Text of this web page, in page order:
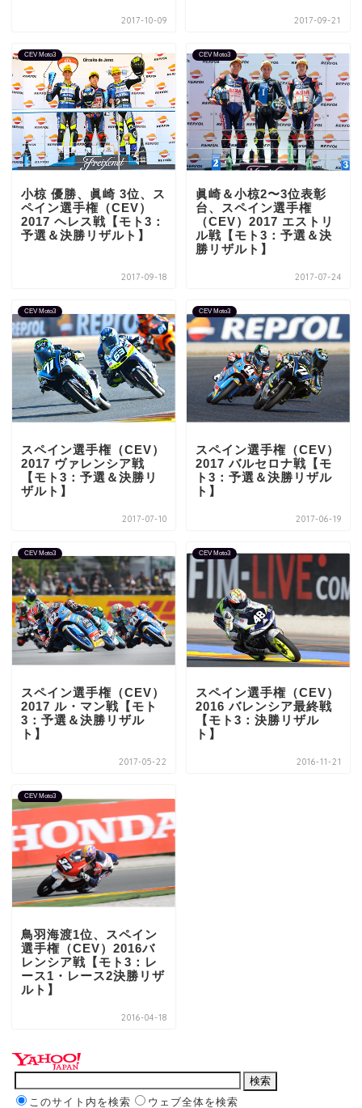
2017-10-09 2017-09-21
CEV Moto3
小椋 優勝、眞崎 3位、ス
ペイン選手権（CEV）
2017 ヘレス戦【モト3：
予選＆決勝リザルト】
2017-09-18
CEV Moto3
眞崎＆小椋2〜3位表彰
台、スペイン選手権
（CEV）2017 エストリ
ル戦【モト3：予選＆決
勝リザルト】
2017-07-24
CEV Moto3
スペイン選手権（CEV）
2017 ヴァレンシア戦
【モト3：予選＆決勝リ
ザルト】
2017-07-10
CEV Moto3
スペイン選手権（CEV）
2017 バルセロナ戦【モ
ト3：予選＆決勝リザル
ト】
2017-06-19
CEV Moto3
スペイン選手権（CEV）
2017 ル・マン戦【モト
3：予選＆決勝リザル
ト】
2017-05-22
CEV Moto3
スペイン選手権（CEV）
2016 バレンシア最終戦
【モト3：決勝リザル
ト】
2016-11-21
CEV Moto3
鳥羽海渡1位、スペイン
選手権（CEV）2016バ
レンシア戦【モト3：レ
ース1・レース2決勝リザ
ルト】
2016-04-18
このサイト内を検索 ウェブ全体を検索